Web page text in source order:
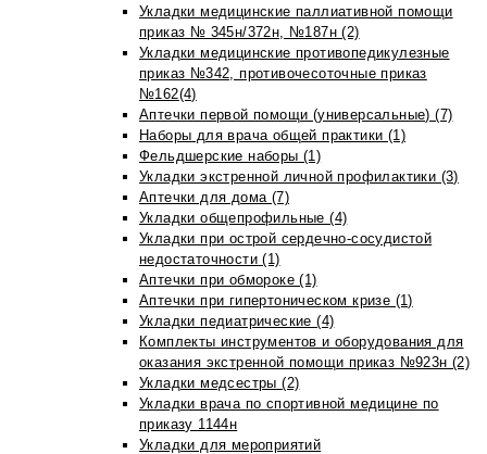
Укладки медицинские паллиативной помощи
приказ № 345н/372н, №187н (2)
Укладки медицинские противопедикулезные
приказ №342, противочесоточные приказ
№162(4)
Аптечки первой помощи (универсальные) (7)
Наборы для врача общей практики (1)
Фельдшерские наборы (1)
Укладки экстренной личной профилактики (3)
Аптечки для дома (7)
Укладки общепрофильные (4)
Укладки при острой сердечно-сосудистой
недостаточности (1)
Аптечки при обмороке (1)
Аптечки при гипертоническом кризе (1)
Укладки педиатрические (4)
Комплекты инструментов и оборудования для
оказания экстренной помощи приказ №923н (2)
Укладки медсестры (2)
Укладки врача по спортивной медицине по
приказу 1144н
Укладки для мероприятий